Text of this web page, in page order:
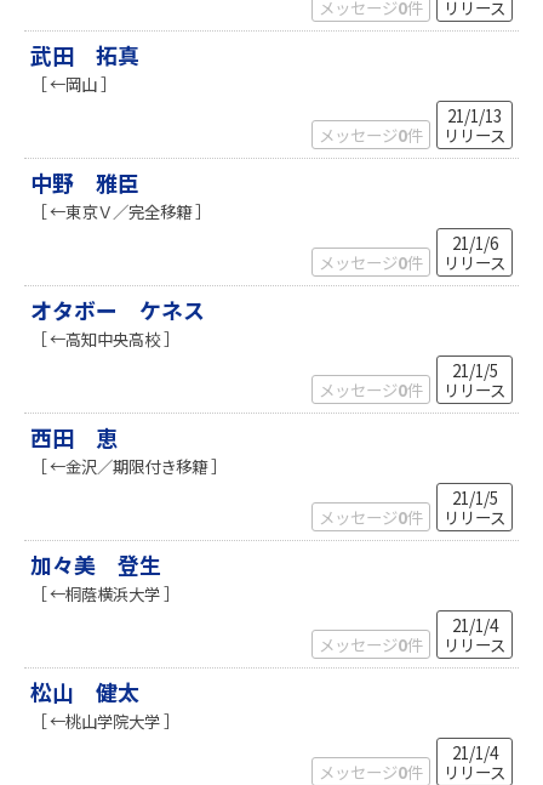
メッセージ0件
リリース
武田 拓真
［ ←岡山 ］
メッセージ0件
21/1/13
リリース
中野 雅臣
［ ←東京Ｖ／完全移籍 ］
メッセージ0件
21/1/6
リリース
オタボー ケネス
［ ←高知中央高校 ］
メッセージ0件
21/1/5
リリース
西田 恵
［ ←金沢／期限付き移籍 ］
メッセージ0件
21/1/5
リリース
加々美 登生
［ ←桐蔭横浜大学 ］
メッセージ0件
21/1/4
リリース
松山 健太
［ ←桃山学院大学 ］
メッセージ0件
21/1/4
リリース